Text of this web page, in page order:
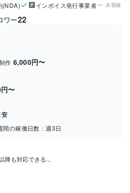
(NDA) インボイス発行事業者 未登録
ワー22
作 6,000円〜
〜
間の稼働日数：週3日
降も対応できる...